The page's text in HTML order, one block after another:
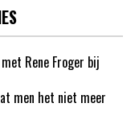
Rene Froger bij
men het niet meer